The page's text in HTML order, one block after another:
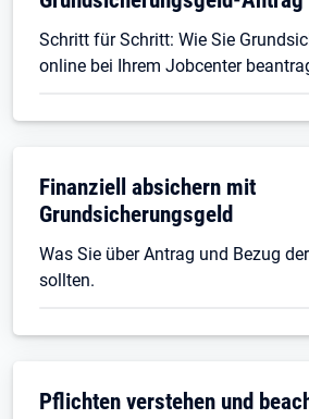
Schritt für Schritt: Wie Sie
online bei Ihrem Jobcenter
Finanziell absichern mit
Grundsicherungsgeld
Was Sie über Antrag und Bezug
sollten.
Pflichten verstehen und